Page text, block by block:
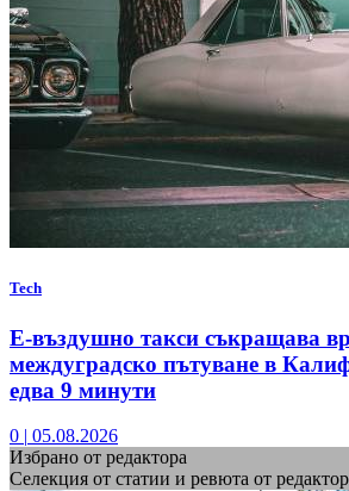
Tech
Е-въздушно такси съкращава
междуградско пътуване в
едва 9 минути
0 | 05.08.2026
Избрано от редактора
Селекция от статии и ревюта от